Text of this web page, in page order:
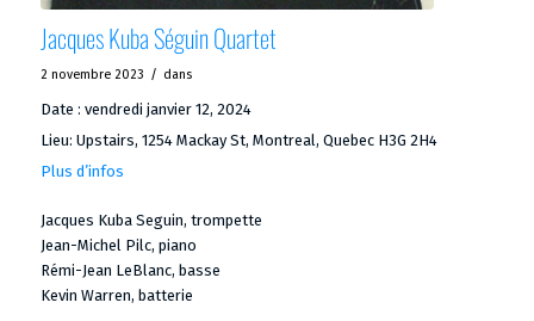
Jacques Kuba Séguin Quartet
2 novembre 2023 / dans
Date : vendredi janvier 12, 2024
Lieu: Upstairs, 1254 Mackay St, Montreal, Quebec H3G 2H4
Plus d’infos
Jacques Kuba Seguin, trompette
Jean-Michel Pilc, piano
Rémi-Jean LeBlanc, basse
Kevin Warren, batterie